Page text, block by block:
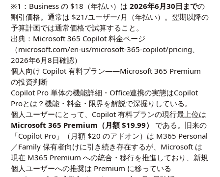
※1：Business の $18（年払い）は2026年6月30日までの
割引価格。通常は $21/ユーザー/月（年払い）。翌期以降の
予算計画では通常価格で試算すること。
出典：Microsoft 365 Copilot 料金ページ
（microsoft.com/en-us/microsoft-365-copilot/pricing
2026年6月8日確認）
個人向け Copilot 有料プラン——Microsoft 365 Premium
の投資判断
Copilot Pro 単体の機能詳細・Office連携の実態はCopilot
Proとは？機能・料金・限界を解説で深掘りしている。
個人ユーザーにとって、Copilot 有料プランの現行最上位は
Microsoft 365 Premium（月額 $19.99）
である。旧来の
「Copilot Pro」（月額 $20 のアドオン）は M365 Personal
／Family 保有者向けに引き続き存在するが、Microsoft は
現在 M365 Premium への統合・移行を推進しており、新規
個人ユーザーへの推奨は Premium に移っている